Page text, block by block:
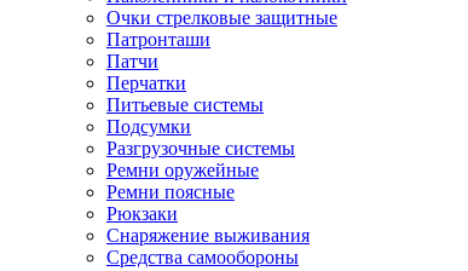
Очки стрелковые защитные
Патронташи
Патчи
Перчатки
Питьевые системы
Подсумки
Разгрузочные системы
Ремни оружейные
Ремни поясные
Рюкзаки
Снаряжение выживания
Средства самообороны